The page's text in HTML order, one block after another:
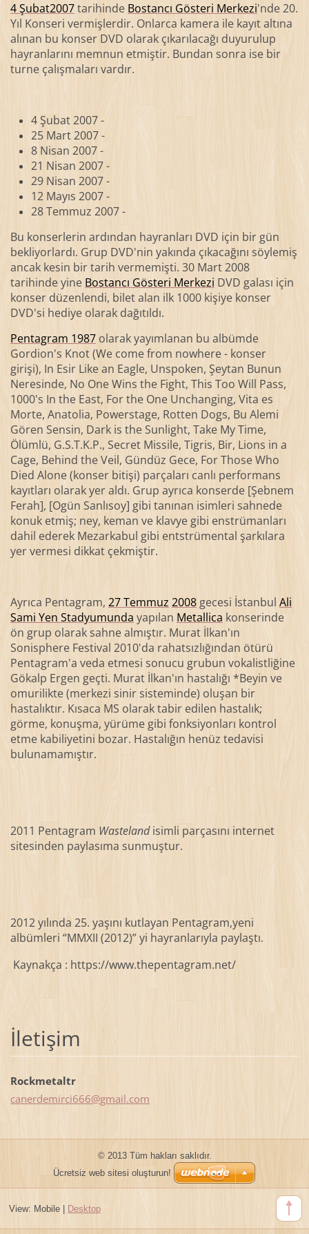
4 Şubat2007tarihinde Bostancı Gösteri Merkezi'nde 20.
Yıl Konseri vermişlerdir. Onlarca kamera ile kayıt altına
alınan bu konser DVD olarak çıkarılacağı duyurulup
hayranlarını memnun etmiştir. Bundan sonra ise bir
turne çalışmaları vardır.
4 Şubat 2007 -
25 Mart 2007 -
8 Nisan 2007 -
21 Nisan 2007 -
29 Nisan 2007 -
12 Mayıs 2007 -
28 Temmuz 2007 -
Bu konserlerin ardından hayranları DVD için bir gün
bekliyorlardı. Grup DVD'nin yakında çıkacağını söylemiş
ancak kesin bir tarih vermemişti. 30 Mart 2008
tarihinde yine Bostancı Gösteri Merkezi DVD galası için
konser düzenlendi, bilet alan ilk 1000 kişiye konser
DVD'si hediye olarak dağıtıldı.
Pentagram 1987olarak yayımlanan bu albümde
Gordion's Knot (We come from nowhere - konser
girişi), In Esir Like an Eagle, Unspoken, Şeytan Bunun
Neresinde, No One Wins the Fight, This Too Will Pass,
1000's In the East, For the One Unchanging, Vita es
Morte, Anatolia, Powerstage, Rotten Dogs, Bu Alemi
Gören Sensin, Dark is the Sunlight, Take My Time,
Ölümlü, G.S.T.K.P., Secret Missile, Tigris, Bir, Lions in a
Cage, Behind the Veil, Gündüz Gece, For Those Who
Died Alone (konser bitişi) parçaları canlı performans
kayıtları olarak yer aldı. Grup ayrıca konserde [Şebnem
Ferah], [Ogün Sanlısoy] gibi tanınan isimleri sahnede
konuk etmiş; ney, keman ve klavye gibi enstrümanları
dahil ederek Mezarkabul gibi entstrümental şarkılara
yer vermesi dikkat çekmiştir.
Ayrıca Pentagram, 27 Temmuz 2008gecesi İstanbul Ali
Sami Yen Stadyumunda yapılan Metallica konserinde
ön grup olarak sahne almıştır. Murat İlkan'ın
Sonisphere Festival 2010'da rahatsızlığından ötürü
Pentagram'a veda etmesi sonucu grubun vokalistliğine
Gökalp Ergen geçti. Murat İlkan'ın hastalığı *Beyin ve
omurilikte (merkezi sinir sisteminde) oluşan bir
hastalıktır. Kısaca MS olarak tabir edilen hastalık;
görme, konuşma, yürüme gibi fonksiyonları kontrol
etme kabiliyetini bozar. Hastalığın henüz tedavisi
bulunamamıştır.
2011 Pentagram Wastelandisimli parçasını internet
sitesinden paylasıma sunmuştur.
2012 yılında 25. yaşını kutlayan Pentagram,yeni
albümleri “MMXII (2012)” yi hayranlarıyla paylaştı.
Kaynakça : https://www.thepentagram.net/
İletişim
Rockmetaltr
canerdemirci666@gmail.com
© 2013 Tüm hakları saklıdır.
Ücretsiz web sitesi oluşturun!
View: Mobile| Desktop